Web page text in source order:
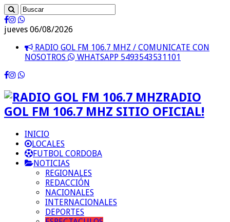
jueves 06/08/2026
RADIO GOL FM 106.7 MHZ / COMUNICATE CON
NOSOTROS
WHATSAPP 5493543531101
RADIO
GOL FM 106.7 MHZ SITIO OFICIAL!
INICIO
LOCALES
FUTBOL CORDOBA
NOTICIAS
REGIONALES
REDACCIÓN
NACIONALES
INTERNACIONALES
DEPORTES